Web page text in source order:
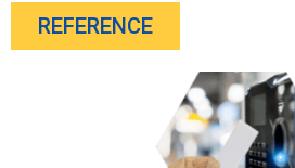
REFERENCE